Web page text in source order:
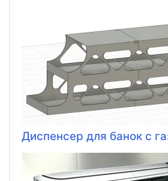
Диспенсер для банок с